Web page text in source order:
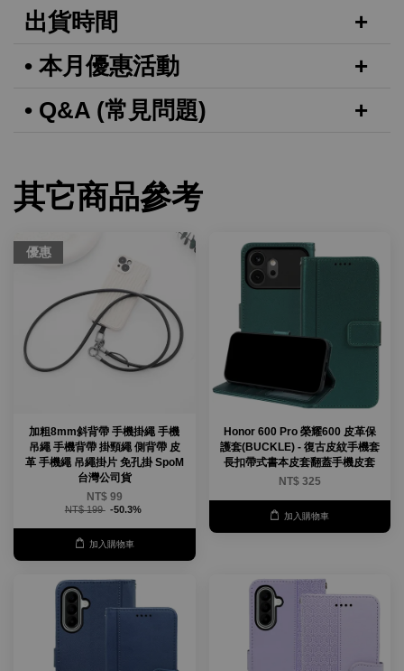
出貨時間
• 本月優惠活動
• Q&A (常見問題)
其它商品參考
優惠
加粗8mm斜背帶 手機掛繩 手機
吊繩 手機背帶 掛頸繩 側背帶 皮
革 手機繩 吊繩掛片 免孔掛 SpoM
台灣公司貨
NT$ 99
NT$ 199 -50.3%
加入購物車
Honor 600 Pro 榮耀600 皮革保
護套(BUCKLE) - 復古皮紋手機套
長扣帶式書本皮套翻蓋手機皮套
NT$ 325
加入購物車